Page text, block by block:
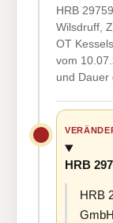
HRB
Wilsdruff,
OT
vom
und Dauer
HRB
HRB